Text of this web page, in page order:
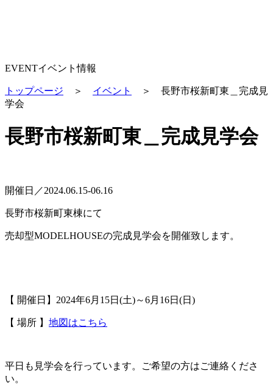
EVENTイベント情報
トップページ ＞ イベント ＞ 長野市桜新町東＿完成見
学会
長野市桜新町東＿完成見学会
開催日／2024.06.15-06.16
長野市桜新町東棟にて
売却型MODELHOUSEの完成見学会を開催致します。
【 開催日】2024年6月15日(土)～6月16日(日)
【 場所 】 地図はこちら
平日も見学会を行っています。ご希望の方はご連絡くださ
い。